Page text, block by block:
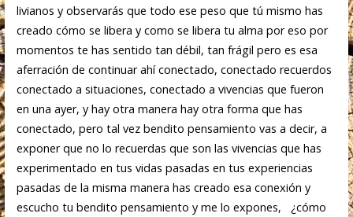
livianos y observarás que todo ese peso que tú mismo has
creado cómo se libera y como se libera tu alma por eso por
momentos te has sentido tan débil, tan frágil pero es esa
aferración de continuar ahí conectado, conectado recuerdos
conectado a situaciones, conectado a vivencias que fueron
en una ayer, y hay otra manera hay otra forma que has
conectado, pero tal vez bendito pensamiento vas a decir, a
exponer que no lo recuerdas que son las vivencias que has
experimentado en tus vidas pasadas en tus experiencias
pasadas de la misma manera has creado esa conexión y
escucho tu bendito pensamiento y me lo expones, ¿cómo